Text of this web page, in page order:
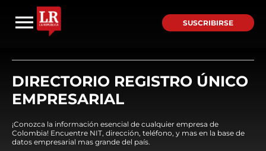
SUSCRIBIRSE
DIRECTORIO REGISTRO ÚNICO
EMPRESARIAL
¡Conozca la información esencial de cualquier empresa de
Colombia! Encuentre NIT, dirección, teléfono, y mas en la base de
datos empresarial mas grande del país.